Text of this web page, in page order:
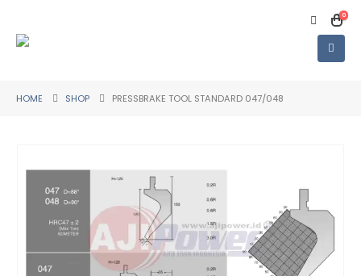
0
HOME SHOP PRESSBRAKE TOOL STANDARD 047/048